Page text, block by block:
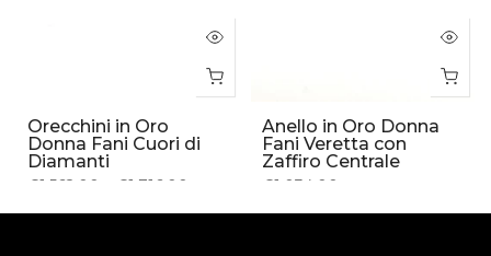
Orecchini in Oro
Donna Fani Cuori di
Diamanti
€1,562.00 – €1,716.00
Anello in Oro Donna
Fani Veretta con
Zaffiro Centrale
€1,034.00